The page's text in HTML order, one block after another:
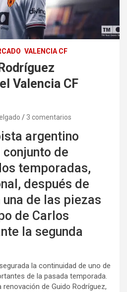
VALENCIA CF
Valencia CF
3 comentarios
argentino
conjunto de
temporadas,
después de
de las piezas
de Carlos
la segunda
la continuidad de uno de
de la pasada temporada.
renovación de Guido Rodríguez,